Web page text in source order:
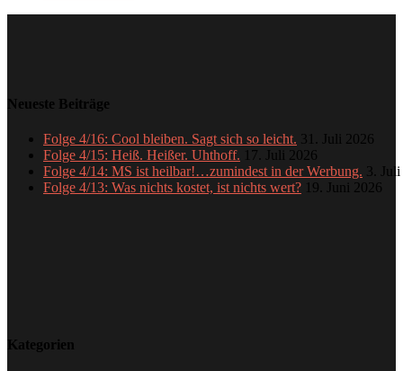
Neueste Beiträge
Folge 4/16: Cool bleiben. Sagt sich so leicht. 31. Juli 2026
Folge 4/15: Heiß. Heißer. Uhthoff. 17. Juli 2026
Folge 4/14: MS ist heilbar!…zumindest in der Werbung. 3.
Folge 4/13: Was nichts kostet, ist nichts wert? 19. Juni 2026
Kategorien